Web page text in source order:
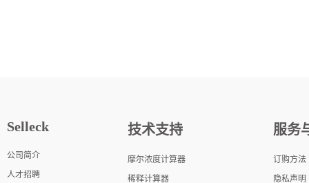
Selleck
公司简介
人才招聘
技术支持
摩尔浓度计算器
稀释计算器
服务
订购方法
隐私声明